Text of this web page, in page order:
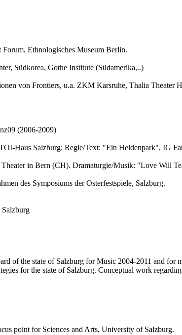
Ethnologisches Museum Berlin.
Südkorea, Gothe Institute (Südamerika,..)
von Frontiers, u.a. ZKM Karsruhe, Thalia Theater
(2006-2009)
Haus Salzburg; Regie/Text: "Ein Heldenpark", IG
in Bern (CH). Dramaturgie/Musik: "Love Will
des Symposiums der Osterfestspiele, Salzburg.
Salzburg
of the state of Salzburg for Music 2004-2011 and for
for the state of Salzburg. Conceptual work
point for Sciences and Arts, University of Salzburg.